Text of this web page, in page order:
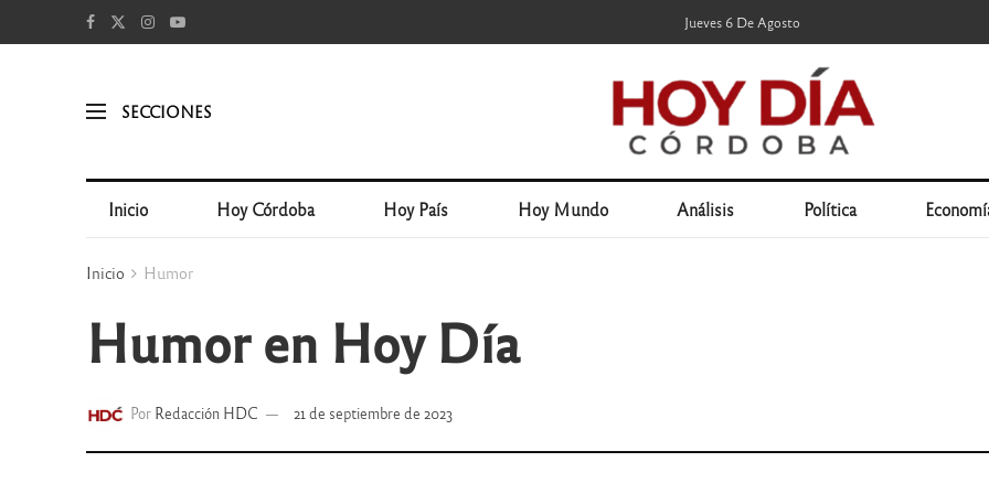
Jueves 6 De Agosto
SECCIONES
Inicio Hoy Córdoba Hoy País Hoy Mundo Análisis Política
Inicio Humor
Humor en Hoy Día
Por Redacción HDC 21 de septiembre de 2023